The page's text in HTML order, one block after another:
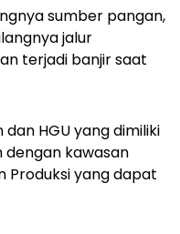
sumber pangan,
jalur
terjadi banjir saat
dan HGU yang dimiliki
kawasan
Produksi yang dapat